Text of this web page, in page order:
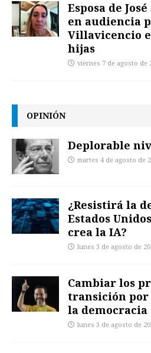
Esposa de
en audiencia
Villavicencio
hijas
viernes 7 de agosto de
OPINIÓN
Deplorable
martes 4 de agosto de
¿Resistirá la
Estados
crea la IA?
lunes 3 de agosto de
Cambiar los
transición
la democracia
lunes 3 de agosto de